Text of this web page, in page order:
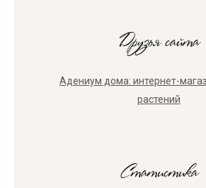
Друзья сайта
Адениум дома: интернет-
растений
Статистика